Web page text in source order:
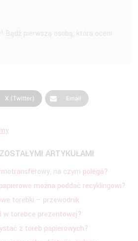
Bądź pierwszą osobą, która oceni
X (Twitter) Email
ARTYKUŁAMI
na czym polega?
można poddać recyklingowi?
torebki – przewodnik
w torebce prezentowej?
z toreb papierowych?